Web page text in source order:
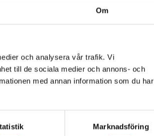
Om
och analysera vår trafik. Vi
till de sociala medier och annons- och
med annan information som du har
Marknadsföring